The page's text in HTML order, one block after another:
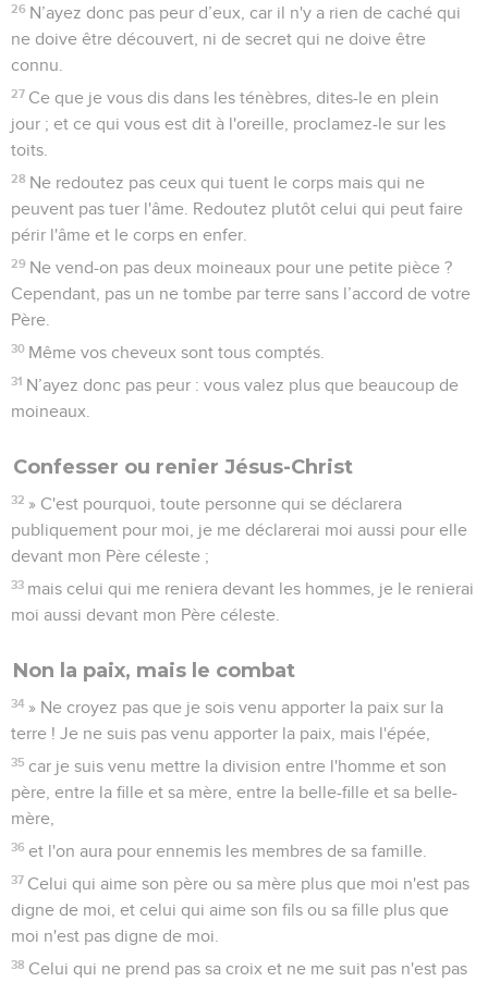
26 N’ayez donc pas peur d’eux, car il n'y a rien de caché qui
ne doive être découvert, ni de secret qui ne doive être
connu.
27 Ce que je vous dis dans les ténèbres, dites-le en plein
jour ; et ce qui vous est dit à l'oreille, proclamez-le sur les
toits.
28 Ne redoutez pas ceux qui tuent le corps mais qui ne
peuvent pas tuer l'âme. Redoutez plutôt celui qui peut faire
périr l'âme et le corps en enfer.
29 Ne vend-on pas deux moineaux pour une petite pièce ?
Cependant, pas un ne tombe par terre sans l’accord de votre
Père.
30 Même vos cheveux sont tous comptés.
31 N’ayez donc pas peur : vous valez plus que beaucoup de
moineaux.
Confesser ou renier Jésus-Christ
32 » C'est pourquoi, toute personne qui se déclarera
publiquement pour moi, je me déclarerai moi aussi pour elle
devant mon Père céleste ;
33 mais celui qui me reniera devant les hommes, je le renierai
moi aussi devant mon Père céleste.
Non la paix, mais le combat
34 » Ne croyez pas que je sois venu apporter la paix sur la
terre ! Je ne suis pas venu apporter la paix, mais l'épée,
35 car je suis venu mettre la division entre l'homme et son
père, entre la fille et sa mère, entre la belle-fille et sa belle-
mère,
36 et l'on aura pour ennemis les membres de sa famille.
37 Celui qui aime son père ou sa mère plus que moi n'est pas
digne de moi, et celui qui aime son fils ou sa fille plus que
moi n'est pas digne de moi.
38 Celui qui ne prend pas sa croix et ne me suit pas n'est pas